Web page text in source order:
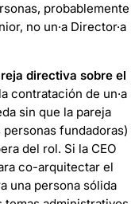
probablemente
no un·a Director·a
directiva sobre el
contratación de un·a
sin que la pareja
fundadoras)
del rol. Si la CEO
co-arquitectar el
una persona sólida